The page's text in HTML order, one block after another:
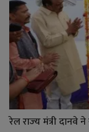
रेल राज्‍य मंत्री